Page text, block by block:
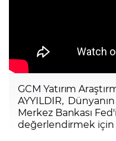
GCM Yatırım
AYYILDIR,
Merkez Bankası
değerlendirmek için